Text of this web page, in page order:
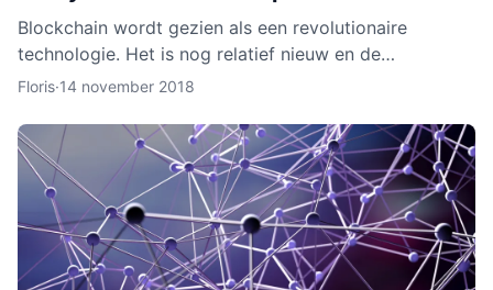
Blockchain wordt gezien als een revolutionaire
technologie. Het is nog relatief nieuw en de
verwachting is dat het zich de komende jaren verder
Floris·14 november 2018